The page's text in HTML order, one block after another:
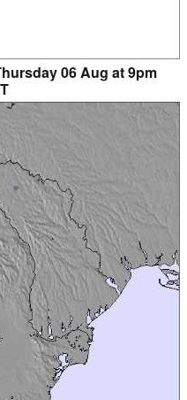
06 Aug at 9pm